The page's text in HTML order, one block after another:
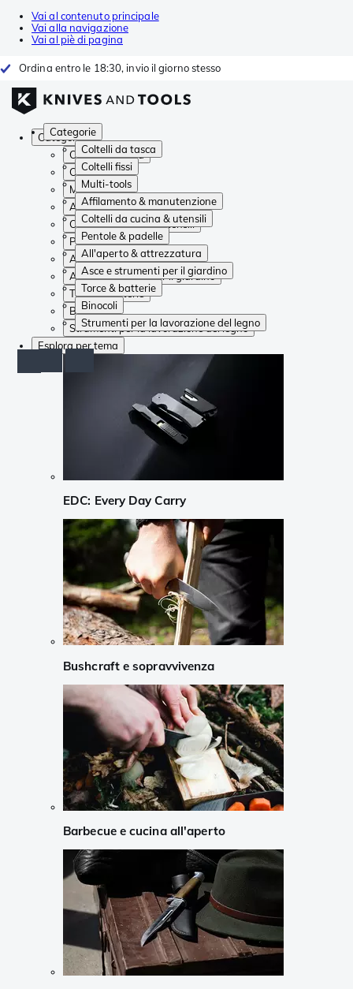
Vai al contenuto principale
Vai alla navigazione
Vai al piè di pagina
Ordina entro le 18:30, invio il giorno stesso
Categorie
Coltelli da tasca
Coltelli fissi
Multi-tools
Affilamento & manutenzione
Coltelli da cucina & utensili
Pentole & padelle
All'aperto & attrezzatura
Asce e strumenti per il giardino
Torce & batterie
Binocoli
Strumenti per la lavorazione del legno
Categorie
Coltelli da tasca
Coltelli fissi
Multi-tools
Affilamento & manutenzione
Coltelli da cucina & utensili
Pentole & padelle
All'aperto & attrezzatura
Asce e strumenti per il giardino
Torce & batterie
Binocoli
Strumenti per la lavorazione del legno
Esplora per tema
EDC: Every Day Carry
Bushcraft e sopravvivenza
Barbecue e cucina all'aperto